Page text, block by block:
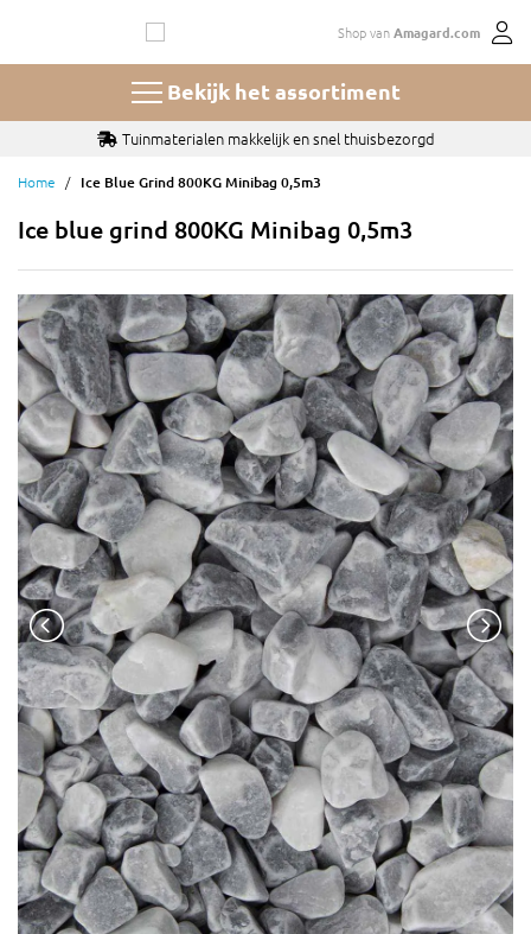
de
Shop vanAmagard.com
Bekijk het assortiment
Tuinmaterialen makkelijk en snel thuisbezorgd
Home Ice Blue Grind 800KG Minibag 0,5m3
Ice blue grind 800KG Minibag 0,5m3